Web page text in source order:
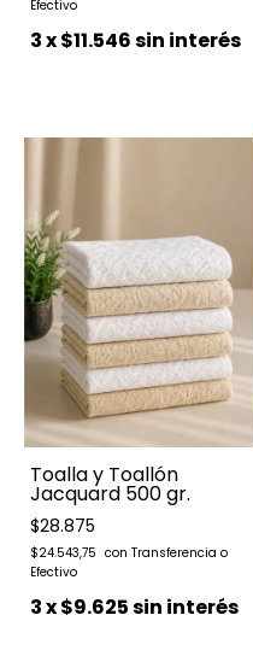
3x$11.546sin interés
Toalla y Toallón
Jacquard 500 gr.
$28.875
$24.543,75
3x$9.625sin interés